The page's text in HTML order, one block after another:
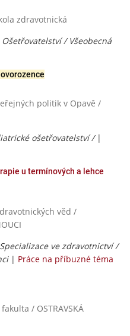
zdravotnická
Ošetřovatelství / Všeobecná
politik v Opavě /
ošetřovatelství / |
u termínových a lehce
věd /
Specializace ve zdravotnictví /
| Práce na příbuzné téma
/ OSTRAVSKÁ